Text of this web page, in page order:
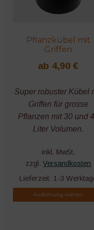
Untersetzer
Technik
Werkzeuge
Ernte und Lagerung
Bücher und Kalender
Microgreens
Pflanzkübel mit
Griffen
ab 4,90€
Super robuster Kübel
Griffen für grosse
Pflanzen mit 30 und
Liter Volumen.
inkl. MwSt.
zzgl.Versandkosten
Lieferzeit: 1-3
Ausführung wählen